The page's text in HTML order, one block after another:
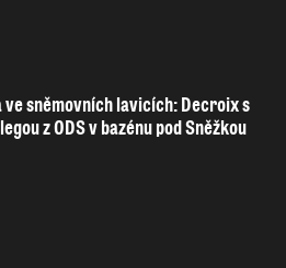
ve sněmovních lavicích: Decroix s
z ODS v bazénu pod Sněžkou